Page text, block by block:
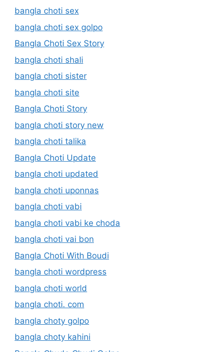
bangla choti sex
bangla choti sex golpo
Bangla Choti Sex Story
bangla choti shali
bangla choti sister
bangla choti site
Bangla Choti Story
bangla choti story new
bangla choti talika
Bangla Choti Update
bangla choti updated
bangla choti uponnas
bangla choti vabi
bangla choti vabi ke choda
bangla choti vai bon
Bangla Choti With Boudi
bangla choti wordpress
bangla choti world
bangla choti. com
bangla choty golpo
bangla choty kahini